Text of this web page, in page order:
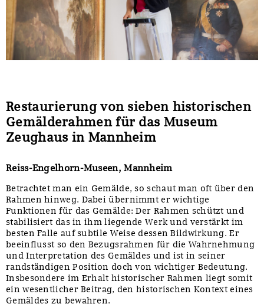
Restaurierung von sieben historischen
Gemälderahmen für das Museum
Zeughaus in Mannheim
Reiss-Engelhorn-Museen, Mannheim
Betrachtet man ein Gemälde, so schaut man oft über den
Rahmen hinweg. Dabei übernimmt er wichtige
Funktionen für das Gemälde: Der Rahmen schützt und
stabilisiert das in ihm liegende Werk und verstärkt im
besten Falle auf subtile Weise dessen Bildwirkung. Er
beeinflusst so den Bezugsrahmen für die Wahrnehmung
und Interpretation des Gemäldes und ist in seiner
randständigen Position doch von wichtiger Bedeutung.
Insbesondere im Erhalt historischer Rahmen liegt somit
ein wesentlicher Beitrag, den historischen Kontext eines
Gemäldes zu bewahren.
Sonstiges